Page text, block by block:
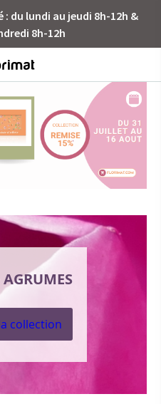
du lundi au jeudi 8h-12h &
8h-12h
collection